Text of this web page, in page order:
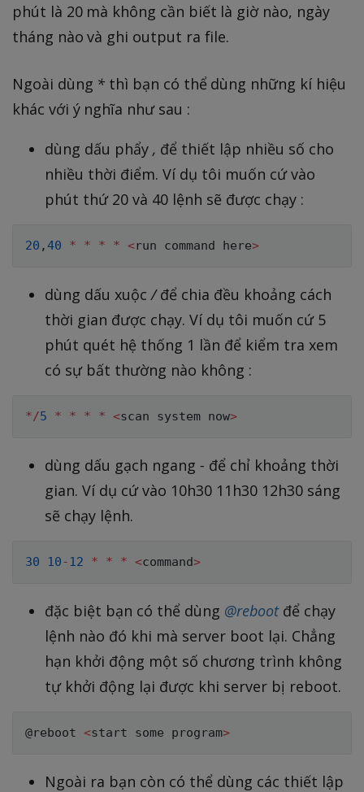
phút là 20 mà không cần biết là giờ nào, ngày
tháng nào và ghi output ra file.
Ngoài dùng * thì bạn có thể dùng những kí hiệu
khác với ý nghĩa như sau :
dùng dấu phẩy , để thiết lập nhiều số cho
nhiều thời điểm. Ví dụ tôi muốn cứ vào
phút thứ 20 và 40 lệnh sẽ được chạy :
20 ,40 * * * * <run command here>
dùng dấu xuộc/để chia đều khoảng cách
thời gian được chạy. Ví dụ tôi muốn cứ 5
phút quét hệ thống 1 lần để kiểm tra xem
có sự bất thường nào không :
*/5 * * * * <scan system now>
dùng dấu gạch ngang - để chỉ khoảng thời
gian. Ví dụ cứ vào 10h30 11h30 12h30 sáng
sẽ chạy lệnh.
30 10- 12 * * * <command>
đặc biệt bạn có thể dùng @rebootđể chạy
lệnh nào đó khi mà server boot lại. Chẳng
hạn khởi động một số chương trình không
tự khởi động lại được khi server bị reboot.
@reboot <start some program>
Ngoài ra bạn còn có thể dùng các thiết lập